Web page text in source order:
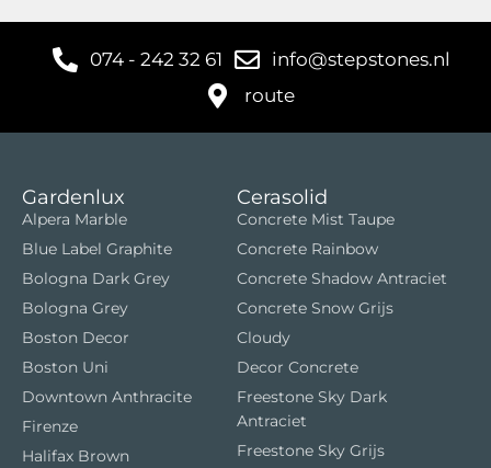
074 - 242 32 61
info@stepstones.nl
route
Gardenlux
Alpera Marble
Blue Label Graphite
Bologna Dark Grey
Bologna Grey
Boston Decor
Boston Uni
Downtown Anthracite
Firenze
Halifax Brown
Cerasolid
Concrete Mist Taupe
Concrete Rainbow
Concrete Shadow Antraciet
Concrete Snow Grijs
Cloudy
Decor Concrete
Freestone Sky Dark
Antraciet
Freestone Sky Grijs